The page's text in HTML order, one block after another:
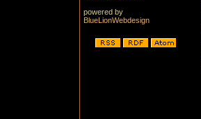
powered by
BlueLionWebdesign